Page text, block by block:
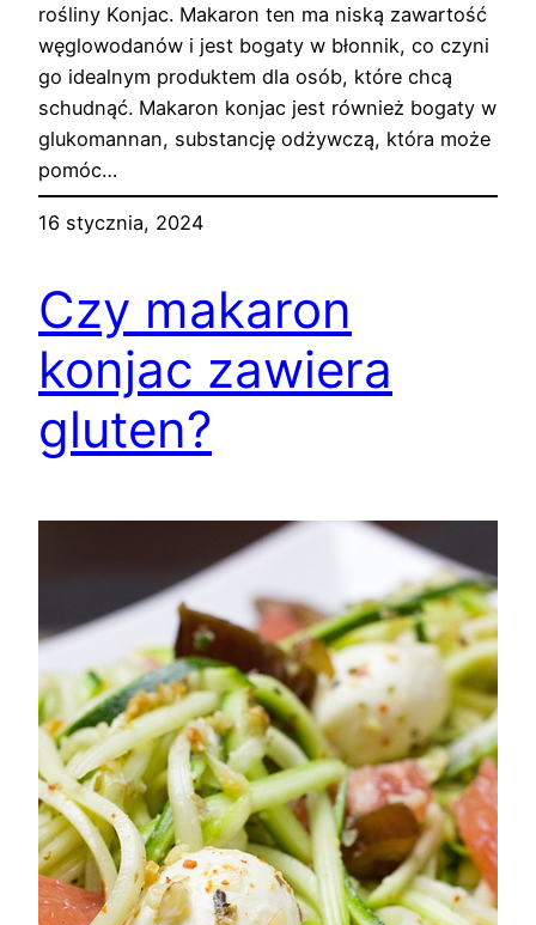
rośliny Konjac. Makaron ten ma niską zawartość
węglowodanów i jest bogaty w błonnik, co czyni
go idealnym produktem dla osób, które chcą
schudnąć. Makaron konjac jest również bogaty w
glukomannan, substancję odżywczą, która może
pomóc…
16 stycznia, 2024
Czy makaron
konjac zawiera
gluten?